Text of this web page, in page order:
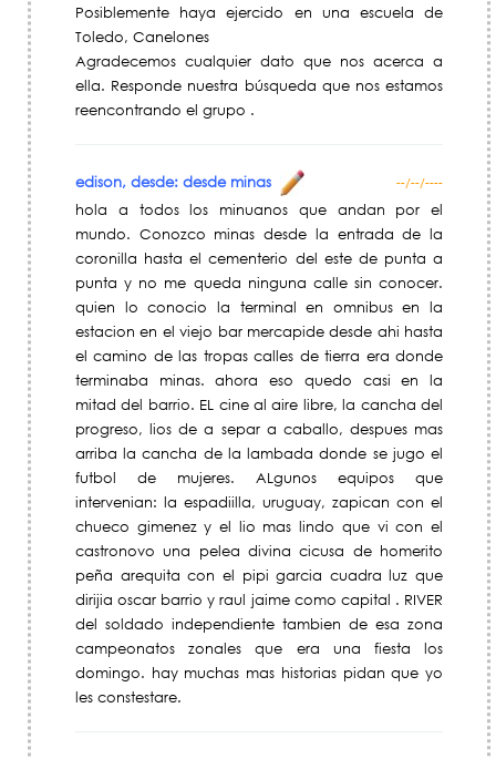
Posiblemente haya ejercido en una escuela de
Toledo, Canelones
Agradecemos cualquier dato que nos acerca a
ella. Responde nuestra búsqueda que nos estamos
reencontrando el grupo .
edison, desde: desde minas --/--/----
hola a todos los minuanos que andan por el
mundo. Conozco minas desde la entrada de la
coronilla hasta el cementerio del este de punta a
punta y no me queda ninguna calle sin conocer.
quien lo conocio la terminal en omnibus en la
estacion en el viejo bar mercapide desde ahi hasta
el camino de las tropas calles de tierra era donde
terminaba minas. ahora eso quedo casi en la
mitad del barrio. EL cine al aire libre, la cancha del
progreso, lios de a separ a caballo, despues mas
arriba la cancha de la lambada donde se jugo el
futbol de mujeres. ALgunos equipos que
intervenian: la espadiilla, uruguay, zapican con el
chueco gimenez y el lio mas lindo que vi con el
castronovo una pelea divina cicusa de homerito
peña arequita con el pipi garcia cuadra luz que
dirijia oscar barrio y raul jaime como capital . RIVER
del soldado independiente tambien de esa zona
campeonatos zonales que era una fiesta los
domingo. hay muchas mas historias pidan que yo
les constestare.